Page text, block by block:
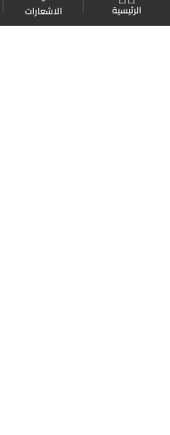
الرئيسية الاشعارات
موقع البرامج